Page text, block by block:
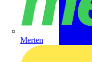
Merten